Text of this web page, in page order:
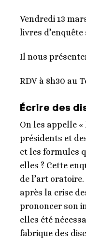
Vendredi 13
livres
Il nous
RDV à 8h30 au
Écrire des
On les appelle
présidents et
et les formules
elles ? Cette
de l’art
après la crise
prononcer son
elles été
fabrique des